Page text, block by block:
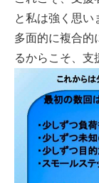
と私は強く思い
多面的に複合的
るからこそ、支